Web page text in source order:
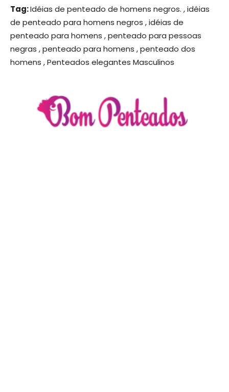
Tag:Idéias de penteado de homens negros. , idéias
de penteado para homens negros , idéias de
penteado para homens , penteado para pessoas
negras , penteado para homens , penteado dos
homens , Penteados elegantes Masculinos